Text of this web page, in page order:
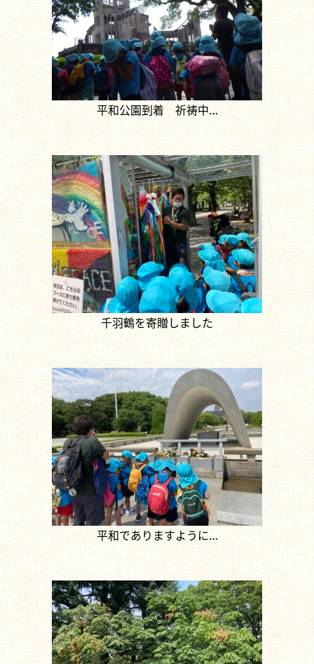
平和公園到着 祈祷中…
千羽鶴を寄贈しました
平和でありますように…